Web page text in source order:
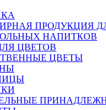
ПРОДУКЦИЯ
НАПИТКОВ
ЦВЕТОВ
ЦВЕТЫ